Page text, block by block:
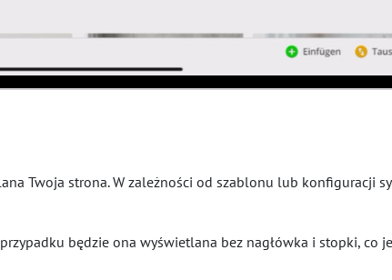
Twoja strona. W zależności od szablonu lub konfiguracji
będzie ona wyświetlana bez nagłówka i stopki, co